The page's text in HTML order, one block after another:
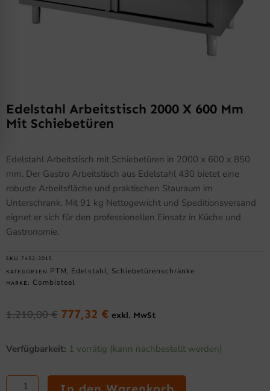
Edelstahl Arbeitstisch 2000 X 600 Mm
Mit Schiebetüren
Edelstahl Arbeitstisch mit Schiebetüren in 2000 x 600 x 850
mm. Der Gastro Arbeitstisch aus Edelstahl 430 bietet eine
robuste Arbeitsfläche und praktischen Stauraum im
Unterschrank. Mit 91 kg Nettogewicht und Speditionsversand
eignet er sich für den professionellen Einsatz in Küche und
Gastronomie.
SKU 7452.3015
KATEGORIEN PTM Edelstahl Schiebetürenschränke
MARKE: Combisteel
1.210,00€ Ursprünglicher
war:
1.210,00 €
777,32 € Aktueller
ist:
777,32 €.
exkl. MwSt
Verfügbarkeit: 1 vorrätig (kann nachbestellt werden)
Arbeitstisch
x